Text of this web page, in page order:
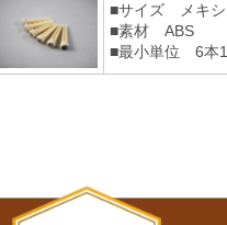
■サイズ メキシ
■素材 ABS
■最小単位 6本1